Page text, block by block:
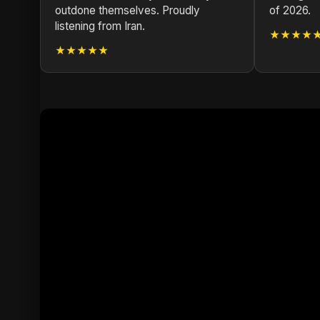
outdone themselves. Proudly
listening from Iran.
★★★★★
of 2026.